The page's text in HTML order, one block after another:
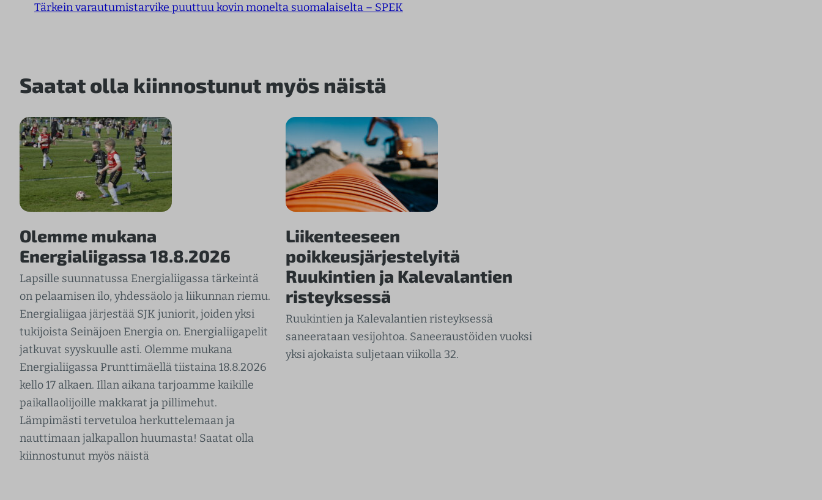
Tärkein varautumistarvike puuttuu kovin monelta suomalaiselta – SPEK
Saatat olla kiinnostunut myös näistä
Olemme mukana
Energialiigassa 18.8.2026
Lapsille suunnatussa Energialiigassa tärkeintä
on pelaamisen ilo, yhdessäolo ja liikunnan riemu.
Energialiigaa järjestää SJK juniorit, joiden yksi
tukijoista Seinäjoen Energia on. Energialiigapelit
jatkuvat syyskuulle asti. Olemme mukana
Energialiigassa Prunttimäellä tiistaina 18.8.2026
kello 17 alkaen. Illan aikana tarjoamme kaikille
paikallaolijoille makkarat ja pillimehut.
Lämpimästi tervetuloa herkuttelemaan ja
nauttimaan jalkapallon huumasta! Saatat olla
kiinnostunut myös näistä
Liikenteeseen
poikkeusjärjestelyitä
Ruukintien ja Kalevalantien
risteyksessä
Ruukintien ja Kalevalantien risteyksessä
saneerataan vesijohtoa. Saneeraustöiden vuoksi
yksi ajokaista suljetaan viikolla 32.